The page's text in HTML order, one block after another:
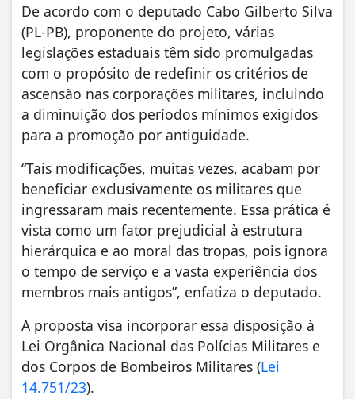
De acordo com o deputado Cabo Gilberto Silva
(PL-PB), proponente do projeto, várias
legislações estaduais têm sido promulgadas
com o propósito de redefinir os critérios de
ascensão nas corporações militares, incluindo
a diminuição dos períodos mínimos exigidos
para a promoção por antiguidade.
“Tais modificações, muitas vezes, acabam por
beneficiar exclusivamente os militares que
ingressaram mais recentemente. Essa prática é
vista como um fator prejudicial à estrutura
hierárquica e ao moral das tropas, pois ignora
o tempo de serviço e a vasta experiência dos
membros mais antigos”, enfatiza o deputado.
A proposta visa incorporar essa disposição à
Lei Orgânica Nacional das Polícias Militares e
dos Corpos de Bombeiros Militares (Lei
14.751/23).